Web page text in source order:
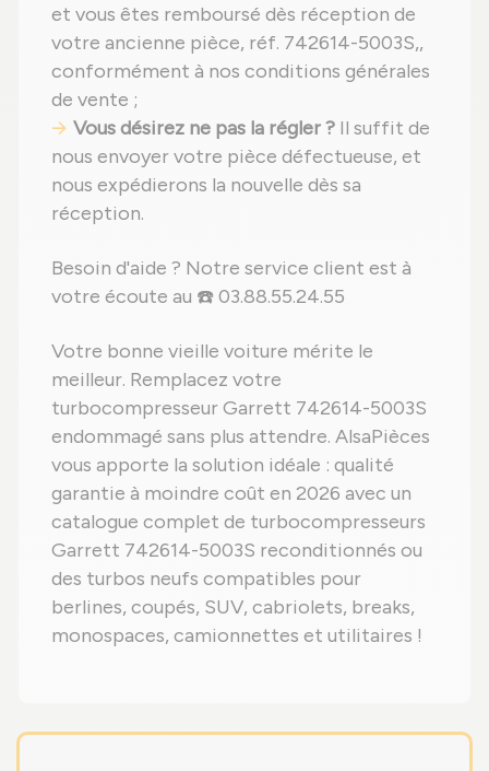
et vous êtes remboursé dès réception de
votre ancienne pièce, réf. 742614-5003S,,
conformément à nos conditions générales
de vente ;
Vous désirez ne pas la régler ? Il suffit de
nous envoyer votre pièce défectueuse, et
nous expédierons la nouvelle dès sa
réception.
Besoin d'aide ? Notre service client est à
votre écoute au ☎️ 03.88.55.24.55
Votre bonne vieille voiture mérite le
meilleur. Remplacez votre
turbocompresseur Garrett 742614-5003S
endommagé sans plus attendre. AlsaPièces
vous apporte la solution idéale : qualité
garantie à moindre coût en 2026 avec un
catalogue complet de turbocompresseurs
Garrett 742614-5003S reconditionnés ou
des turbos neufs compatibles pour
berlines, coupés, SUV, cabriolets, breaks,
monospaces, camionnettes et utilitaires !